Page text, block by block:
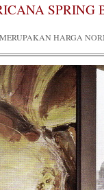
SPRING
HARGA